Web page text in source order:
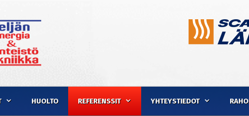
HUOLTO REFERENSSIT YHTEYSTIEDOT